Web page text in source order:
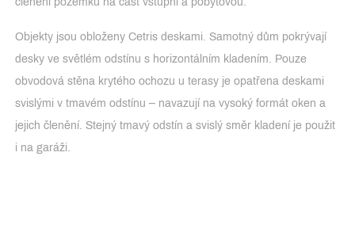
Objekty jsou obloženy Cetris deskami. Samotný dům pokrývají
desky ve světlém odstínu s horizontálním kladením. Pouze
obvodová stěna krytého ochozu u terasy je opatřena deskami
svislými v tmavém odstínu – navazují na vysoký formát oken a
jejich členění. Stejný tmavý odstín a svislý směr kladení je použit
i na garáži.